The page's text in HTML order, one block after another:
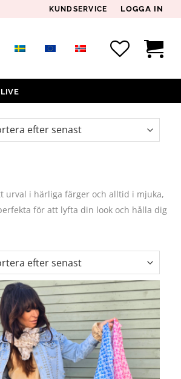
KUNDSERVICE LOGGA IN
urval i härliga färger och alltid i mjuka,
för att lyfta din look och hålla dig